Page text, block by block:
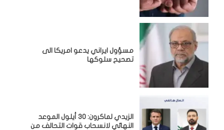
مسؤول ايراني يدعو امريكا الى
تصحيح سلوكها
الزيدي لماكرون: 30 أيلول الموعد
النهائي لانسحاب قوات التحالف من